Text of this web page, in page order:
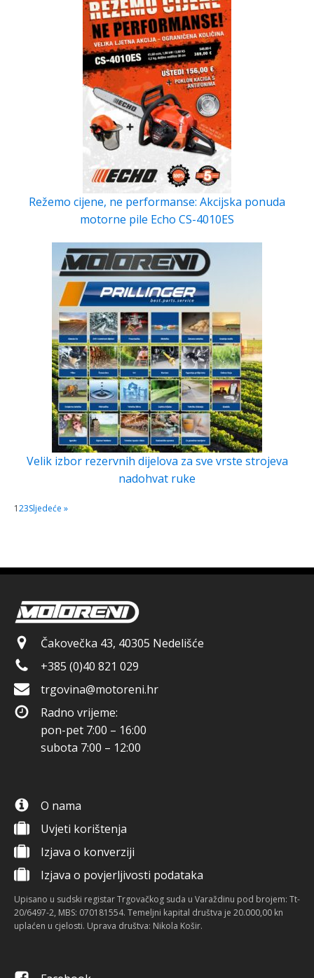
Režemo cijene, ne performanse: Akcijska ponuda
motorne pile Echo CS-4010ES
Velik izbor rezervnih dijelova za sve vrste strojeva
nadohvat ruke
123Sljedeće »
Čakovečka 43, 40305 Nedelišće
+385 (0)40 821 029
trgovina@motoreni.hr
Radno vrijeme:
pon-pet 7:00 – 16:00
subota 7:00 – 12:00
O nama
Uvjeti korištenja
Izjava o konverziji
Izjava o povjerljivosti podataka
Upisano u sudski registar Trgovačkog suda u Varaždinu pod brojem: Tt-
20/6497-2, MBS: 070181554. Temeljni kapital društva je 20.000,00 kn
uplaćen u cjelosti. Uprava društva: Nikola Košir.